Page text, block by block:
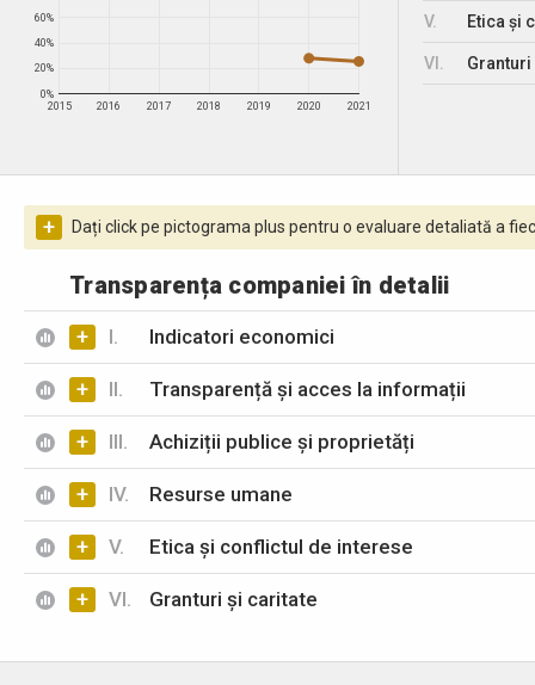
2015 2016 2017 2018 2019 2020 2021
0%
20%
40%
60% V. Etica și
VI.
+ Dați click pe pictograma plus pentru o evaluare detaliată a
Transparența companiei în detalii
+ I. Indicatori economici
+ II. Transparență și acces la informații
+ III. Achiziții publice și proprietăți
+ IV. Resurse umane
+ V. Etica și conflictul de interese
+ VI. Granturi și caritate